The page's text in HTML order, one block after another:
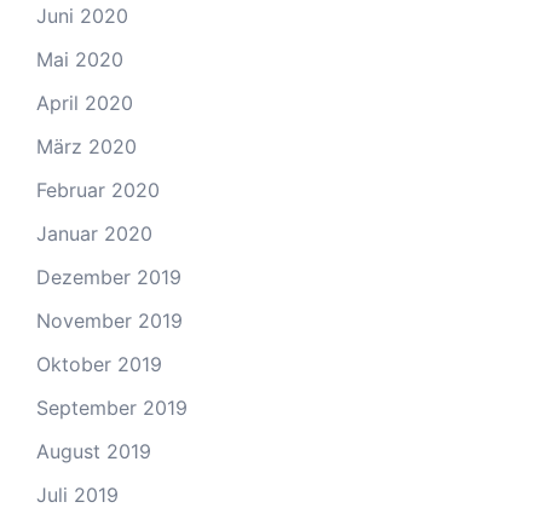
Juni 2020
Mai 2020
April 2020
März 2020
Februar 2020
Januar 2020
Dezember 2019
November 2019
Oktober 2019
September 2019
August 2019
Juli 2019